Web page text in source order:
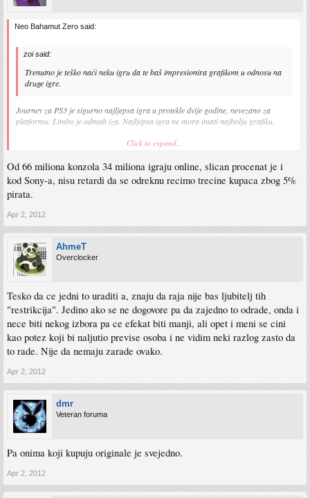
Neo Bahamut Zero said:
zoi said:
Trenutno je teško naći neku igru da te baš impresionira grafikom u odnosu na
druge igre.
Journey za PS3 je sigurno najljepsa igra u protekle dvije godine, nevezano za
platformu. Limbo je odmah iza. Najljepsa igra ne mora imati najbolju grafiku.
Sto se tice piraterije, nije nimalo nevjerovatno da sljedeca Sony i MS konzola budu
jednostavno sracunati koliki su to gubici cak i da svaki od vlasnika odigra "samo"
10 nelegalnih igara.
Click to expand...
Od 66 miliona konzola 34 miliona igraju online, slican procenat je i
kod Sony-a, nisu retardi da se odreknu recimo trecine kupaca zbog 5%
pirata.
Apr 2, 2012
AhmeT
Overclocker
Tesko da ce jedni to uraditi a, znaju da raja nije bas ljubitelj tih
"restrikcija". Jedino ako se ne dogovore pa da zajedno to odrade, onda i
nece biti nekog izbora pa ce efekat biti manji, ali opet i meni se cini
kao potez koji bi naljutio previse osoba i ne vidim neki razlog zasto da
to rade. Nije da nemaju zarade ovako.
Apr 2, 2012
dmr
Veteran foruma
Pa onima koji kupuju originale je svejedno.
Apr 2, 2012